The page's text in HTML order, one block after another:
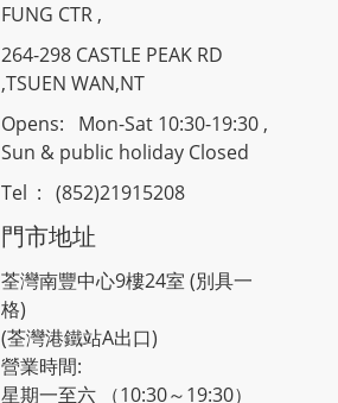
FUNG CTR ,
264-298 CASTLE PEAK RD
,TSUEN WAN,NT
Opens: Mon-Sat 10:30-19:30 ,
Sun & public holiday Closed
Tel : (852)21915208
門市地址
荃灣南豐中心9樓24室 (別具一
格)
(荃灣港鐵站A出口)
營業時間:
星期一至六 （10:30～19:30）